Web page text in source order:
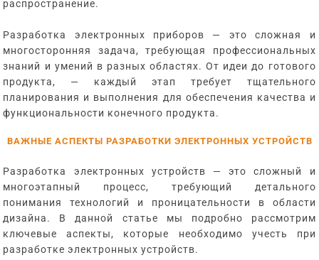
распространение.
Разработка электронных приборов — это сложная и
многосторонняя задача, требующая профессиональных
знаний и умений в разных областях. От идеи до готового
продукта, — каждый этап требует тщательного
планирования и выполнения для обеспечения качества и
функциональности конечного продукта.
ВАЖНЫЕ АСПЕКТЫ РАЗРАБОТКИ ЭЛЕКТРОННЫХ УСТРОЙСТВ
Разработка электронных устройств — это сложный и
многоэтапный процесс, требующий детального
понимания технологий и проницательности в области
дизайна. В данной статье мы подробно рассмотрим
ключевые аспекты, которые необходимо учесть при
разработке электронных устройств.